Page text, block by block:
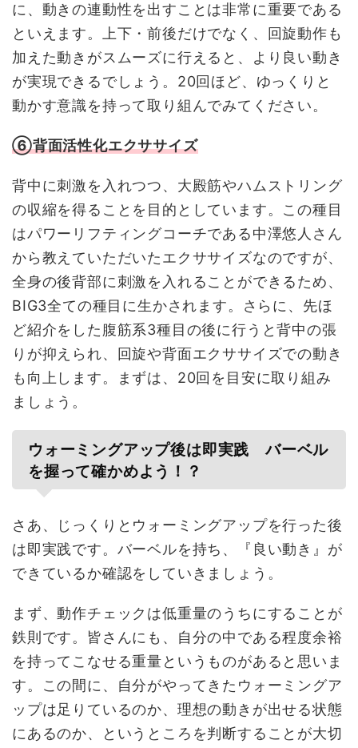
に、動きの連動性を出すことは非常に重要である
といえます。上下・前後だけでなく、回旋動作も
加えた動きがスムーズに行えると、より良い動き
が実現できるでしょう。20回ほど、ゆっくりと
動かす意識を持って取り組んでみてください。
⑥背面活性化エクササイズ
背中に刺激を入れつつ、大殿筋やハムストリング
の収縮を得ることを目的としています。この種目
はパワーリフティングコーチである中澤悠人さん
から教えていただいたエクササイズなのですが、
全身の後背部に刺激を入れることができるため、
BIG3全ての種目に生かされます。さらに、先ほ
ど紹介をした腹筋系3種目の後に行うと背中の張
りが抑えられ、回旋や背面エクササイズでの動き
も向上します。まずは、20回を目安に取り組み
ましょう。
ウォーミングアップ後は即実践 バーベル
を握って確かめよう！？
さあ、じっくりとウォーミングアップを行った後
は即実践です。バーベルを持ち、『良い動き』が
できているか確認をしていきましょう。
まず、動作チェックは低重量のうちにすることが
鉄則です。皆さんにも、自分の中である程度余裕
を持ってこなせる重量というものがあると思いま
す。この間に、自分がやってきたウォーミングア
ップは足りているのか、理想の動きが出せる状態
にあるのか、というところを判断することが大切